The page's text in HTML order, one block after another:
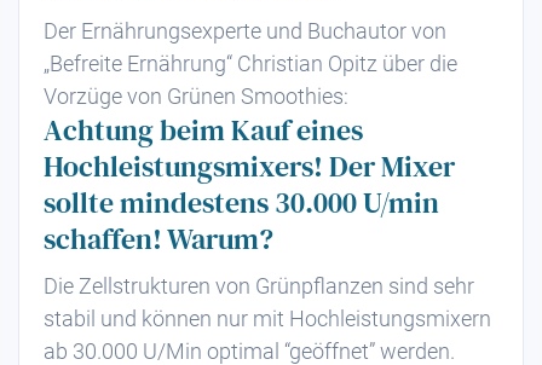
Der Ernährungsexperte und Buchautor von
„Befreite Ernährung“ Christian Opitz über die
Vorzüge von Grünen Smoothies:
Achtung beim Kauf eines
Hochleistungsmixers! Der Mixer
sollte mindestens 30.000 U/min
schaffen! Warum?
Die Zellstrukturen von Grünpflanzen sind sehr
stabil und können nur mit Hochleistungsmixern
ab 30.000 U/Min optimal “geöffnet” werden.